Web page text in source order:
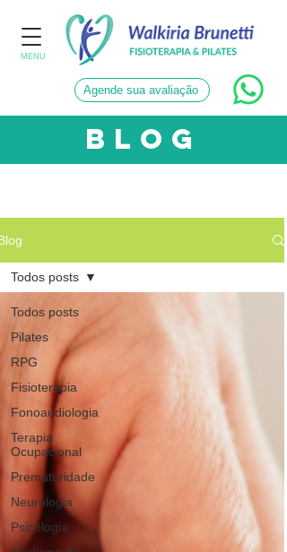
MENU
Agende sua avaliação
blog
Todos posts
Pilates
RPG
Fisioterapia
Fonoaudiologia
Terapia
Ocupacional
Prematuridade
Neurologia
Psicologia
Todos posts